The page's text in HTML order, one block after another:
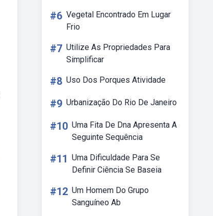
#6 Vegetal Encontrado Em Lugar
Frio
#7 Utilize As Propriedades Para
Simplificar
#8 Uso Dos Porques Atividade
#9 Urbanização Do Rio De Janeiro
#10 Uma Fita De Dna Apresenta A
Seguinte Sequência
#11 Uma Dificuldade Para Se
Definir Ciência Se Baseia
#12 Um Homem Do Grupo
Sanguíneo Ab